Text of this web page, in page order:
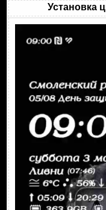
Установка